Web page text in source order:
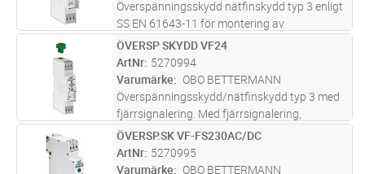
Överspänningsskydd nätfinskydd typ 3 enligt
SS EN 61643-11 för montering av
normkapsling. Avsedd för lik- och
växelspänningssystem. Med optisk
funktionsindikering. Med monteringsvänliga,
skruvlösa...läs mer
ST Lägg i kundvagn
ÖVERSP SKYDD VF24
ArtNr 5270994
Varumärke
OBO BETTERMANN
Överspänningsskydd/nätfinskydd typ 3 med
fjärrsignalering. Med fjärrsignalering,
potentialfri växelkontakt. Avsedd för
växelspänningssystem. Med optisk
funktionsindikering. Med
ST Lägg i kundvagn
ÖVERSP.SK VF-FS230AC/DC
ArtNr 5270995
Varumärke
OBO BETTERMANN